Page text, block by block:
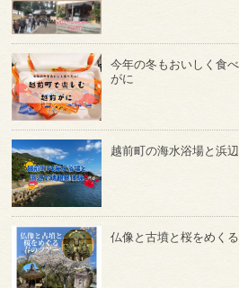
今年の冬もおいしく食
がに
越前町の海水浴場と浜
仏像と古墳と桜をめく